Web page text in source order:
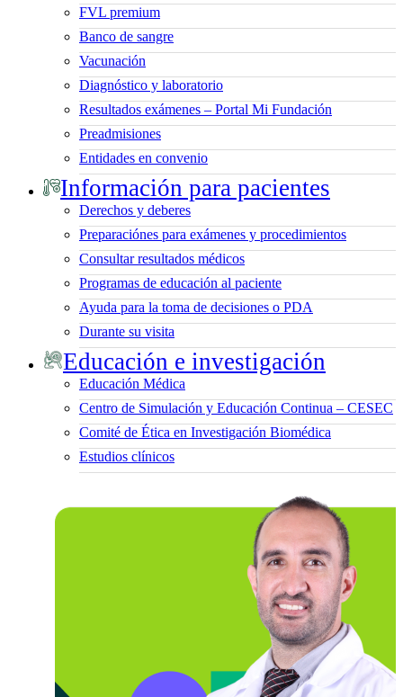
FVL premium
Banco de sangre
Vacunación
Diagnóstico y laboratorio
Resultados exámenes – Portal Mi Fundación
Preadmisiones
Entidades en convenio
Información para pacientes
Derechos y deberes
Preparaciónes para exámenes y procedimientos
Consultar resultados médicos
Programas de educación al paciente
Ayuda para la toma de decisiones o PDA
Durante su visita
Educación e investigación
Educación Médica
Centro de Simulación y Educación Continua – CESEC
Comité de Ética en Investigación Biomédica
Estudios clínicos